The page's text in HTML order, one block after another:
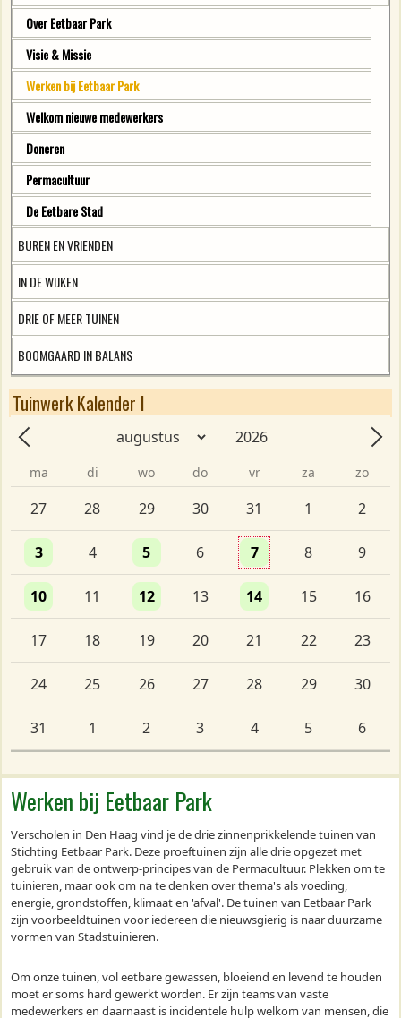
Over Eetbaar Park
Visie & Missie
Werken bij Eetbaar Park
Welkom nieuwe medewerkers
Doneren
Permacultuur
De Eetbare Stad
BUREN EN VRIENDEN
IN DE WIJKEN
DRIE OF MEER TUINEN
BOOMGAARD IN BALANS
Tuinwerk Kalender l
Vorige - Maand
ma di wo do vr za zo
27
Eén evenement
28 29
Eén evenement
30 31
Eén evenement
1 2
3
Eén evenement
4 5
Eén evenement
6 7
Eén evenement
8 9
10
Eén evenement
11 12
Eén evenement
13 14
Eén evenement
15 16
17 18 19 20 21 22 23
24 25 26 27 28 29 30
31 1 2 3 4 5 6
Werken bij Eetbaar Park
Verscholen in Den Haag vind je de drie zinnenprikkelende tuinen van
Stichting Eetbaar Park. Deze proeftuinen zijn alle drie opgezet met
gebruik van de ontwerp-principes van de Permacultuur. Plekken om te
tuinieren, maar ook om na te denken over thema's als voeding,
energie, grondstoffen, klimaat en 'afval'. De tuinen van Eetbaar Park
zijn voorbeeldtuinen voor iedereen die nieuwsgierig is naar duurzame
vormen van Stadstuinieren.
Om onze tuinen, vol eetbare gewassen, bloeiend en levend te houden
moet er soms hard gewerkt worden. Er zijn teams van vaste
medewerkers en daarnaast is incidentele hulp welkom van mensen, die